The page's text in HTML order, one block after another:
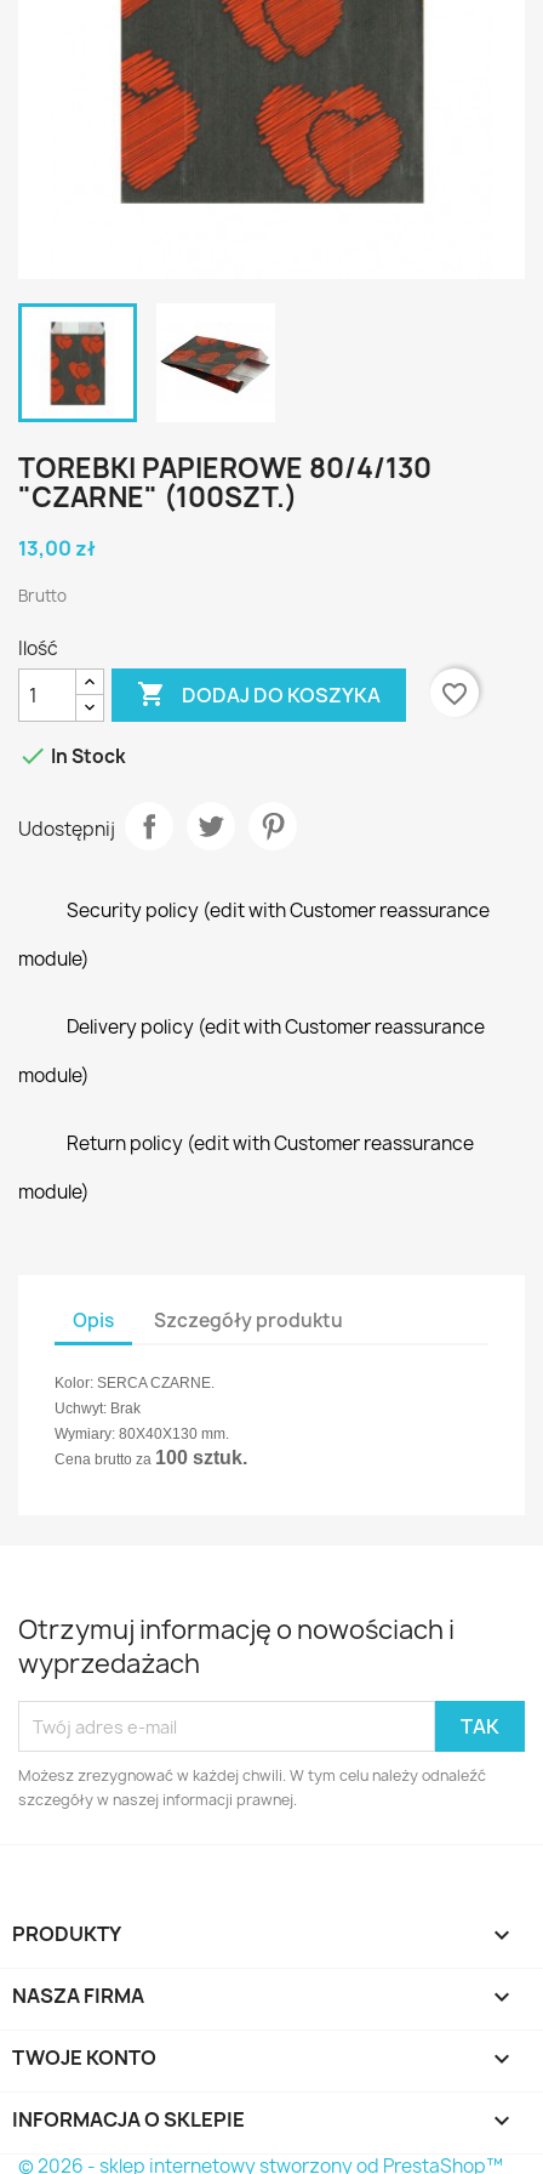
TOREBKI PAPIEROWE 80/4/130
"CZARNE" (100SZT.)
13,00 zł
Brutto
Ilość
 DODAJ DO KOSZYKA favorite_border
 In Stock
Udostępnij
Security policy (edit with Customer reassurance
module)
Delivery policy (edit with Customer reassurance
module)
Return policy (edit with Customer reassurance
module)
Opis Szczegóły produktu
Kolor: SERCA CZARNE.
Uchwyt: Brak
Wymiary: 80X40X130 mm.
Cena brutto za 100 sztuk.
Otrzymuj informację o nowościach i
wyprzedażach
Możesz zrezygnować w każdej chwili. W tym celu należy odnaleźć
szczegóły w naszej informacji prawnej.
PRODUKTY 
NASZA FIRMA 
TWOJE KONTO 
INFORMACJA O SKLEPIE keyboard_arrow_down
© 2026 - sklep internetowy stworzony od PrestaShop™